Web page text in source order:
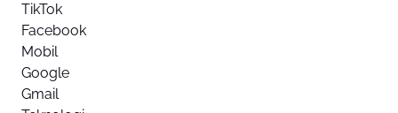
TikTok
Facebook
Mobil
Google
Gmail